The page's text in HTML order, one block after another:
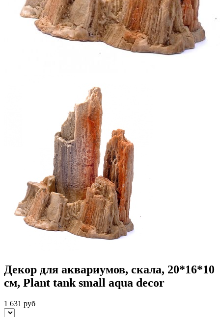
Декор для аквариумов, скала, 20*16*10
см, Plant tank small aqua decor
1 631 руб